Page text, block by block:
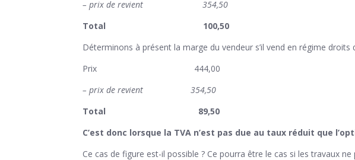
– prix de revient 354,50
Total 100,50
Déterminons à présent la marge du vendeur s’il vend en régime droits
Prix 444,00
– prix de revient 354,50
Total 89,50
C’est donc lorsque la TVA n’est pas due au taux réduit que
Ce cas de figure est-il possible ? Ce pourra être le cas si les travaux